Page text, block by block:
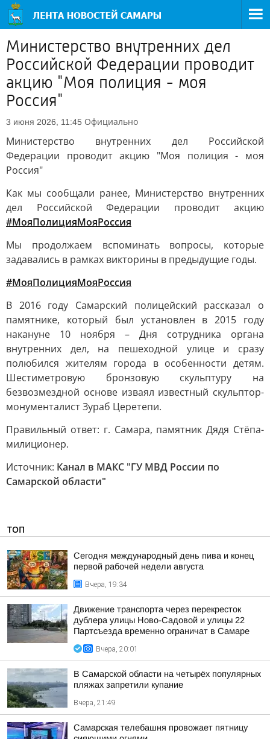
Министерство внутренних дел
Российской Федерации проводит
акцию "Моя полиция - моя
Россия"
3 июня 2026, 11:45 Официально
Министерство внутренних дел Российской
Федерации проводит акцию "Моя полиция - моя
Россия"
Как мы сообщали ранее, Министерство внутренних
дел Российской Федерации проводит акцию
#МояПолицияМояРоссия
Мы продолжаем вспоминать вопросы, которые
задавались в рамках викторины в предыдущие годы.
#МояПолицияМояРоссия
В 2016 году Самарский полицейский рассказал о
памятнике, который был установлен в 2015 году
накануне 10 ноября – Дня сотрудника органа
внутренних дел, на пешеходной улице и сразу
полюбился жителям города в особенности детям.
Шестиметровую бронзовую скульптуру на
безвозмездной основе изваял известный скульптор-
монументалист Зураб Церетепи.
Правильный ответ: г. Самара, памятник Дядя Стёпа-
милиционер.
Источник: Канал в МАКС "ГУ МВД России по
Самарской области"
ТОП
Сегодня международный день пива и конец
первой рабочей недели августа
Вчера, 19:34
Движение транспорта через перекресток
дублера улицы Ново-Садовой и улицы 22
Партсъезда временно ограничат в Самаре
Вчера, 20:01
В Самарской области на четырёх популярных
пляжах запретили купание
Вчера, 21:49
Самарская телебашня провожает пятницу